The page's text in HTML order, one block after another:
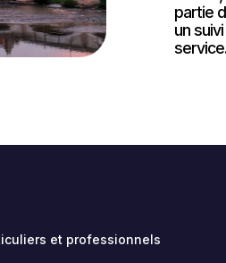
partie
un
service.
et professionnels